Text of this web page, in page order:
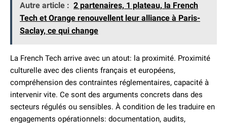
Autre article : 2 partenaires, 1 plateau, la French
Tech et Orange renouvellent leur alliance à Paris-
Saclay, ce qui change
La French Tech arrive avec un atout: la proximité. Proximité
culturelle avec des clients français et européens,
compréhension des contraintes réglementaires, capacité à
intervenir vite. Ce sont des arguments concrets dans des
secteurs régulés ou sensibles. À condition de les traduire en
engagements opérationnels: documentation, audits,